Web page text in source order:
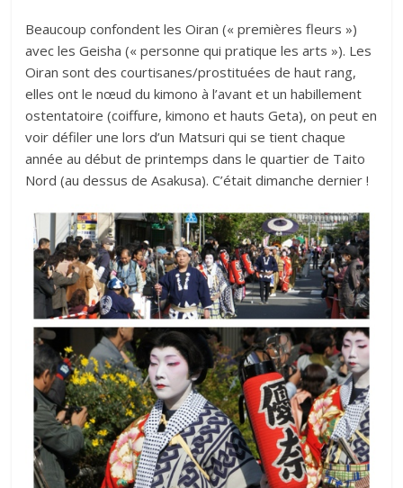
Beaucoup confondent les Oiran (« premières fleurs »)
avec les Geisha (« personne qui pratique les arts »). Les
Oiran sont des courtisanes/prostituées de haut rang,
elles ont le nœud du kimono à l’avant et un habillement
ostentatoire (coiffure, kimono et hauts Geta), on peut en
voir défiler une lors d’un Matsuri qui se tient chaque
année au début de printemps dans le quartier de Taito
Nord (au dessus de Asakusa). C’était dimanche dernier !